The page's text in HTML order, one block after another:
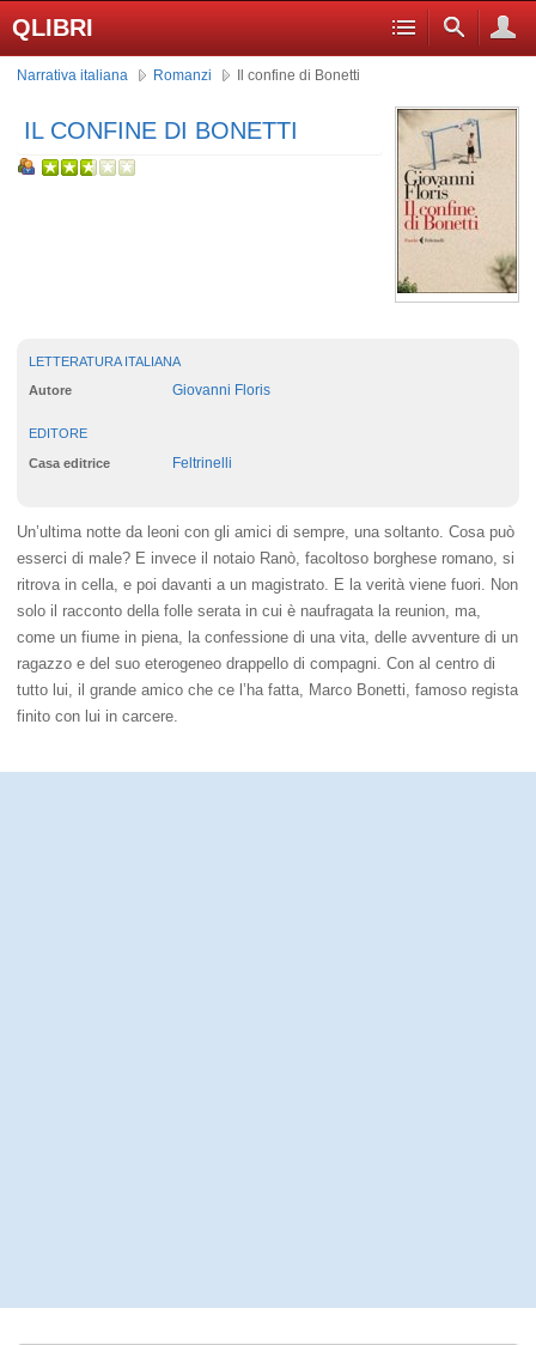
QLIBRI
Narrativa italiana Romanzi Il confine di Bonetti
IL CONFINE DI BONETTI
LETTERATURA ITALIANA
Autore Giovanni Floris
EDITORE
Casa editrice Feltrinelli
Un’ultima notte da leoni con gli amici di sempre, una soltanto. Cosa può
esserci di male? E invece il notaio Ranò, facoltoso borghese romano, si
ritrova in cella, e poi davanti a un magistrato. E la verità viene fuori. Non
solo il racconto della folle serata in cui è naufragata la reunion, ma,
come un fiume in piena, la confessione di una vita, delle avventure di un
ragazzo e del suo eterogeneo drappello di compagni. Con al centro di
tutto lui, il grande amico che ce l’ha fatta, Marco Bonetti, famoso regista
finito con lui in carcere.